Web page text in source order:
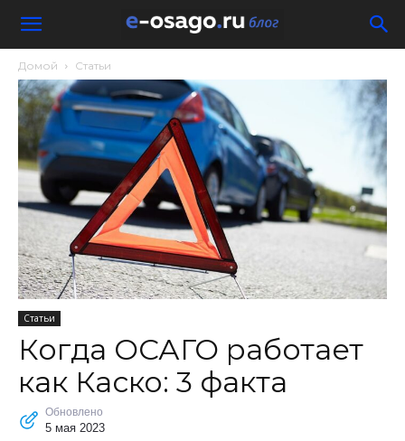
Домой Статьи
Статьи
Когда ОСАГО работает
как Каско: 3 факта
Обновлено
5 мая 2023